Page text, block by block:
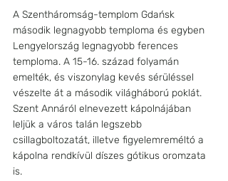
A Szentháromság-templom Gdańsk
második legnagyobb temploma és egyben
Lengyelország legnagyobb ferences
temploma. A 15-16. század folyamán
emelték, és viszonylag kevés sérüléssel
vészelte át a második világháború poklát.
Szent Annáról elnevezett kápolnájában
leljük a város talán legszebb
csillagboltozatát, illetve figyelemreméltó a
kápolna rendkívül díszes gótikus oromzata
is.